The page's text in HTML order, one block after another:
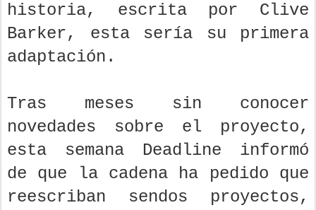
historia, escrita por Clive
Barker, esta sería su primera
adaptación.
Tras meses sin conocer
novedades sobre el proyecto,
esta semana Deadline informó
de que la cadena ha pedido que
reescriban sendos proyectos,